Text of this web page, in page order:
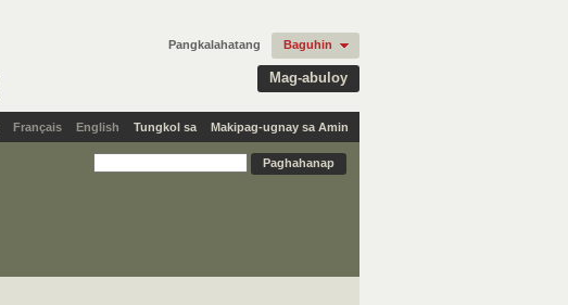
Mag-abuloy
Pangkalahatang Baguhin
Français English Tungkol sa Makipag-ugnay sa Amin